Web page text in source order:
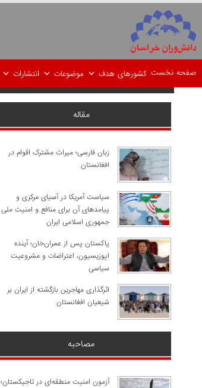
صفحه نخست کشورهای هدف موضوعات انتشارات
مقاله
زبان فارسی؛ میراث مشترک اقوام در
افغانستان
سیاست آمریکا در آسیای مرکزی و
پیامدهای آن برای منافع و امنیت ملی
جمهوری اسلامی ایران
پاکستان پس از عمران‌خان؛ آینده
اپوزیسیون، اعتراضات و مشروعیت
سیاسی
اثرگذاری مهاجرین بازگشته از ایران بر
شیعیان افغانستان
مصاحبه
آزمون امنیت منطقه‌ای در تاجیکستان؛